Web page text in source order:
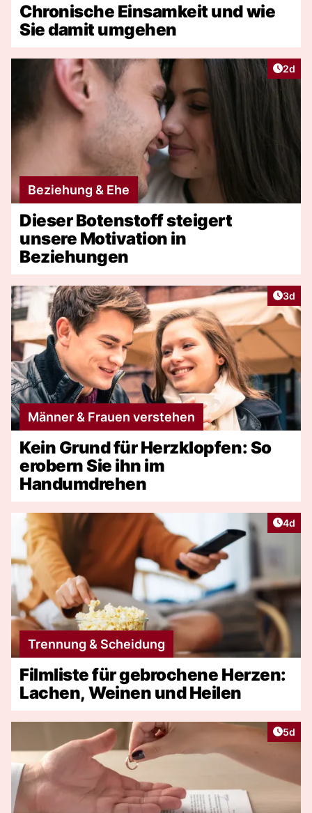
Chronische Einsamkeit und wie
Sie damit umgehen
2d
Beziehung & Ehe
Dieser Botenstoff steigert
unsere Motivation in
Beziehungen
3d
Männer & Frauen verstehen
Kein Grund für Herzklopfen: So
erobern Sie ihn im
Handumdrehen
4d
Trennung & Scheidung
Filmliste für gebrochene Herzen:
Lachen, Weinen und Heilen
5d